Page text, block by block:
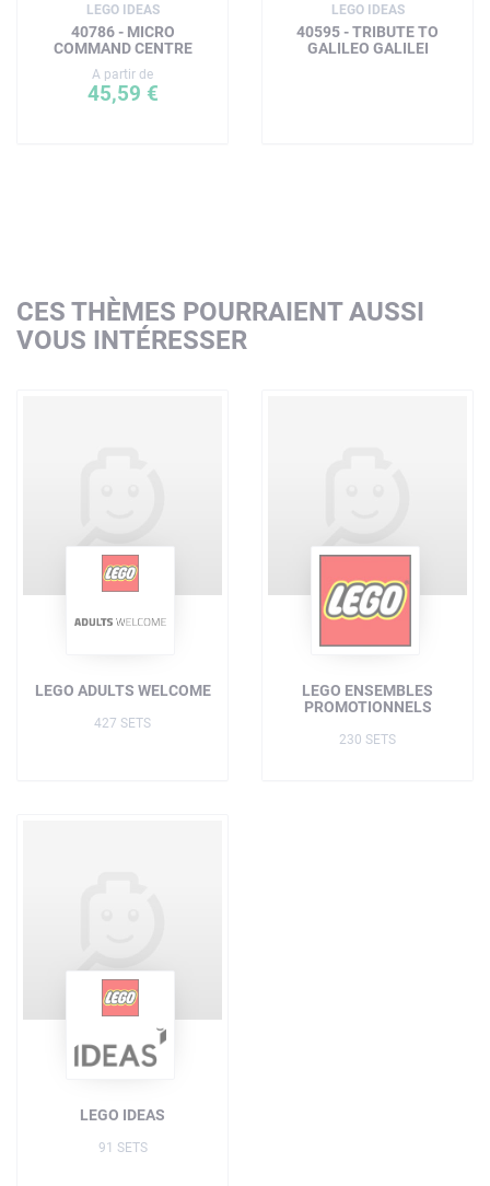
LEGO IDEAS
40786 - MICRO
COMMAND CENTRE
A partir de
45,59 €
LEGO IDEAS
40595 - TRIBUTE TO
GALILEO GALILEI
CES THÈMES POURRAIENT AUSSI
VOUS INTÉRESSER
LEGO ADULTS WELCOME
427 SETS
LEGO ENSEMBLES
PROMOTIONNELS
230 SETS
LEGO IDEAS
91 SETS